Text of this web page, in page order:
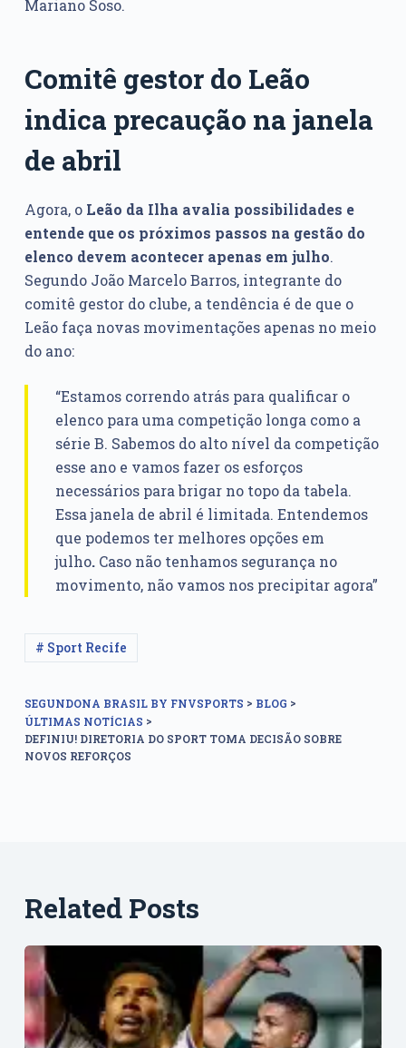
Mariano Soso.
Comitê gestor do Leão
indica precaução na janela
de abril
Agora, o Leão da Ilha avalia possibilidades e
entende que os próximos passos na gestão do
elenco devem acontecer apenas em julho.
Segundo João Marcelo Barros, integrante do
comitê gestor do clube, a tendência é de que o
Leão faça novas movimentações apenas no meio
do ano:
“Estamos correndo atrás para qualificar o
elenco para uma competição longa como a
série B. Sabemos do alto nível da competição
esse ano e vamos fazer os esforços
necessários para brigar no topo da tabela.
Essa janela de abril é limitada. Entendemos
que podemos ter melhores opções em
julho.Caso não tenhamos segurança no
movimento, não vamos nos precipitar agora”
# Sport Recife
SEGUNDONA BRASIL BY FNVSPORTS > BLOG >
ÚLTIMAS NOTÍCIAS >
DEFINIU! DIRETORIA DO SPORT TOMA DECISÃO SOBRE
NOVOS REFORÇOS
Related Posts